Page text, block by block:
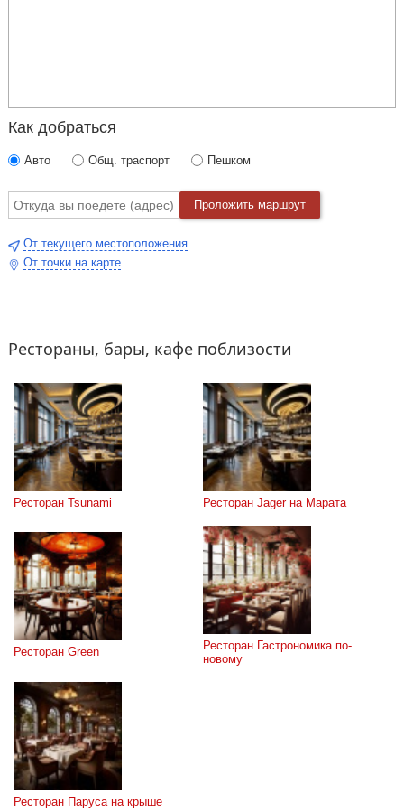
Как добраться
Авто Общ. траспорт Пешком
Проложить маршрут
От текущего местоположения
От точки на карте
Рестораны, бары, кафе поблизости
Ресторан Tsunami Ресторан Jager на Марата
Ресторан Green
Ресторан Гастрономика по-
новому
Ресторан Паруса на крыше